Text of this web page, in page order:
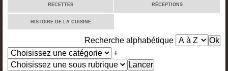
RECETTES RÉCEPTIONS
HISTOIRE DE LA CUISINE
Recherche alphabétique
+